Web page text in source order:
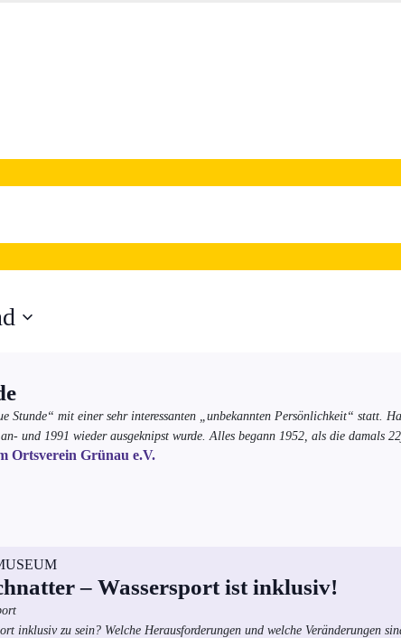
Stunde“ mit einer sehr interessanten „unbekannten Persönlichkeit“ statt.
und 1991 wieder ausgeknipst wurde. Alles begann 1952, als die damals
Ortsverein Grünau e.V.
– Wassersport ist inklusiv!
inklusiv zu sein? Welche Herausforderungen und welche Veränderungen